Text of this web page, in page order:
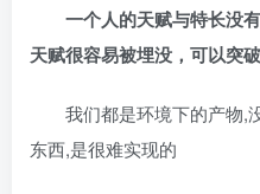
一个人的天赋与特长没
天赋很容易被埋没，可以突
我们都是环境下的产物,
东西,是很难实现的